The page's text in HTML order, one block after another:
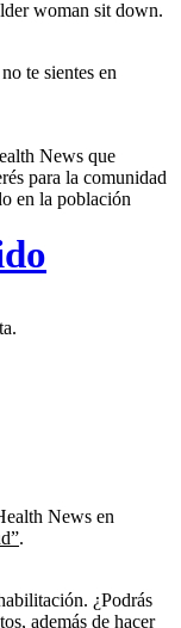
te sientes en
News que
para la comunidad
en la población
News en
.
¿Podrás
además de hacer